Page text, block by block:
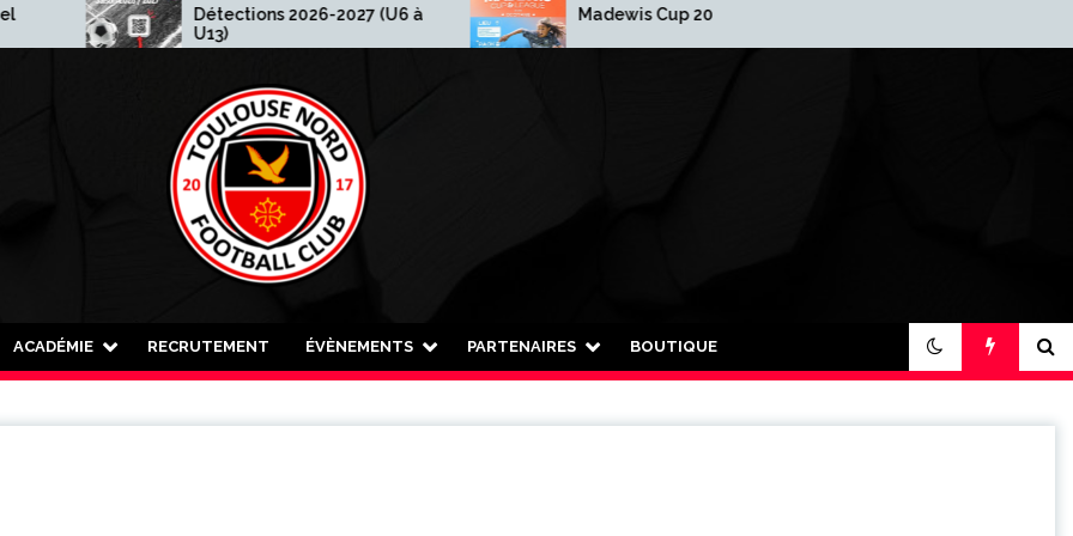
Détections 2026-2027 (U6 à
U13)
Madewis Cup 2025-2026
ACADÉMIE RECRUTEMENT ÉVÈNEMENTS PARTENAIRES BOUTIQUE